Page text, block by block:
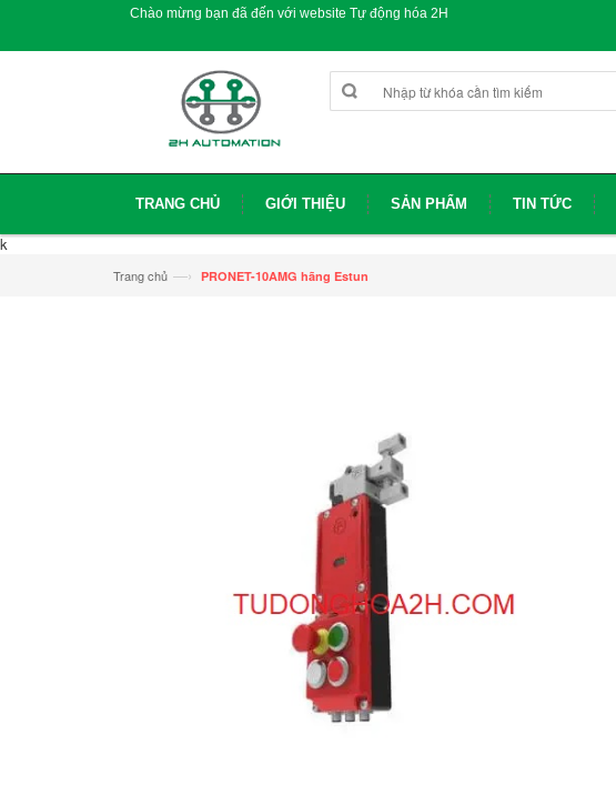
Chào mừng bạn đã đến với website Tự động hóa 2H
TRANG CHỦ GIỚI THIỆU SẢN PHẨM TIN TỨC
k
Trang chủ —› PRONET-10AMG hãng Estun